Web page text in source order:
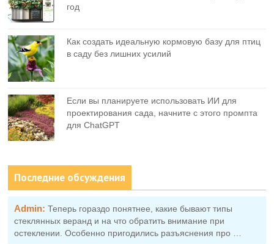
год
Как создать идеальную кормовую базу для птиц
в саду без лишних усилий
Если вы планируете использовать ИИ для
проектирования сада, начните с этого промпта
для ChatGPT
Последние обсуждения
Admin: Теперь гораздо понятнее, какие бывают типы
стеклянных веранд и на что обратить внимание при
остеклении. Особенно пригодились разъяснения про …